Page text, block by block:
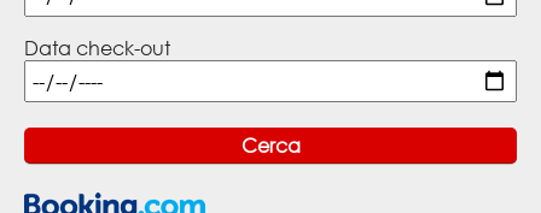
Data check-out